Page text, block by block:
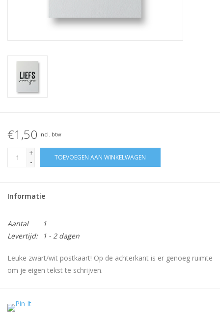
€1,50 Incl. btw
+
-
TOEVOEGEN AAN WINKELWAGEN
Informatie
Aantal
1
Levertijd:
1 - 2 dagen
Leuke zwart/wit postkaart! Op de achterkant is er genoeg ruimte
om je eigen tekst te schrijven.
Super leuk om iemand een persoonlijk kaartje te sturen of leuk
aan een cadeautje!